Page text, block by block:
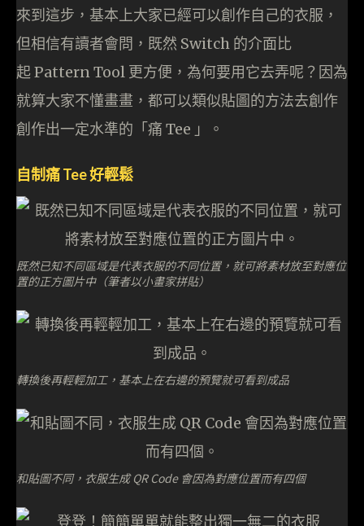
來到這步，基本上大家已經可以創作自己的衣服，
但相信有讀者會問，既然 Switch 的介面比
起 Pattern Tool 更方便，為何要用它去弄呢？因為
就算大家不懂畫畫，都可以類似貼圖的方法去創作
創作出一定水準的「痛 Tee 」。
自制痛 Tee 好輕鬆
既然已知不同區域是代表衣服的不同位置，就可將素材放至對應位
置的正方圖片中（筆者以小畫家拼貼）
轉換後再輕輕加工，基本上在右邊的預覽就可看到成品
和貼圖不同，衣服生成 QR Code 會因為對應位置而有四個